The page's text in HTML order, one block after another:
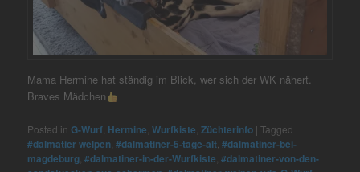
Mama Hermine hat ständig im Blick, wer sich der WK nähert.
Braves Mädchen
Posted in G-Wurf Hermine ,Wurfkiste ,Züchterinfo |Tagged
#dalmatier welpen ,#dalmatiner-5-tage-alt ,#dalmatiner-bei-
magdeburg ,#dalmatiner-in-der-Wurfkiste ,#dalmatiner-von-den-